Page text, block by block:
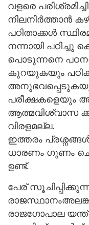
വളരെ
നിലനിര്‍ത്താന്‍
പഠിതാക്കള്‍
നന്നായി പഠിച്ചു
പൊടുന്നനെ
കുറയുകയും
പരീക്ഷകളെയും
ആത്മവിശ്വാസ
വിരളമല്ല.
ഇത്തരം
ധാരണം ഗുണം
ഉണ്ട്.
പേര്
രാജഗോപാല